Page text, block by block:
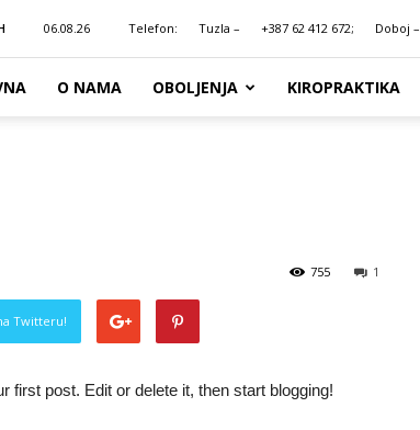
06.08.26 Telefon: Tuzla – +387 62 412 672; Doboj –
O NAMA OBOLJENJA KIROPRAKTIKA
1
755
Twitteru!
first post. Edit or delete it, then start blogging!